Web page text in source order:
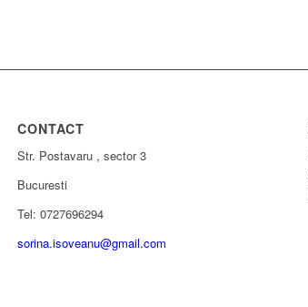
CONTACT
Str. Postavaru , sector 3
Bucuresti
Tel: 0727696294
sorina.isoveanu@gmail.com